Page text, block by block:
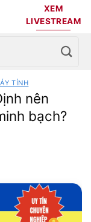
XEM
LIVESTREAM
TÍNH
nên
bạch?